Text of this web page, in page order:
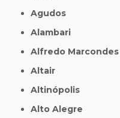
Agudos
Alambari
Alfredo Marcondes
Altair
Altinópolis
Alto Alegre